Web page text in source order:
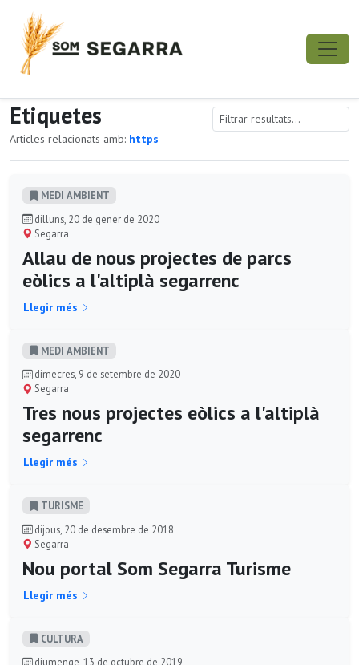
Etiquetes
Articles relacionats amb: https
MEDI AMBIENT
dilluns, 20 de gener de 2020
Segarra
Allau de nous projectes de parcs
eòlics a l'altiplà segarrenc
Llegir més
MEDI AMBIENT
dimecres, 9 de setembre de 2020
Segarra
Tres nous projectes eòlics a l'altiplà
segarrenc
Llegir més
TURISME
dijous, 20 de desembre de 2018
Segarra
Nou portal Som Segarra Turisme
Llegir més
CULTURA
diumenge, 13 de octubre de 2019